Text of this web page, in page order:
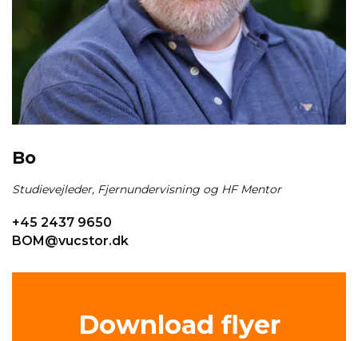
Bo
Studievejleder, Fjernundervisning og HF Mentor
+45 2437 9650
BOM@vucstor.dk
Down­lo­ad flyer